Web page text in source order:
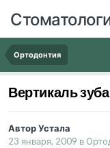
Ортодонтия
Вертикаль зуба
Автор Устала
23 января, 2009 в